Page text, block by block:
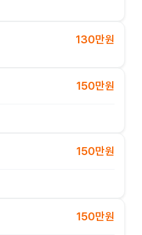
130만원
150만원
150만원
150만원